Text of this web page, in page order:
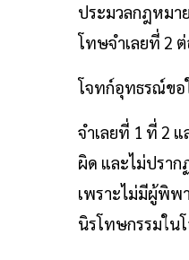
ประมวลกฎหมา
โทษจำเลยที่ 2
โจทก์อุทธรณ์ขอ
จำเลยที่ 1 ที่ 2
ผิด และไม่ปรา
เพราะไม่มีผู้พิพ
นิรโทษกรรมใน